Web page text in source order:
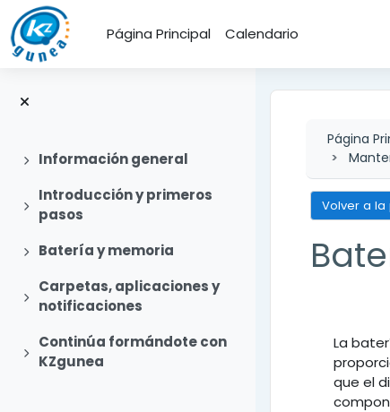
Salta al contenido principal
Página Principal
Calendario
Expandir
Información general
Expandir
Introducción y primeros
pasos
Expandir
Batería y memoria
Expandir
Carpetas, aplicaciones y
notificaciones
Expandir
Continúa formándote con
KZgunea
Página
Volver a
La
que el